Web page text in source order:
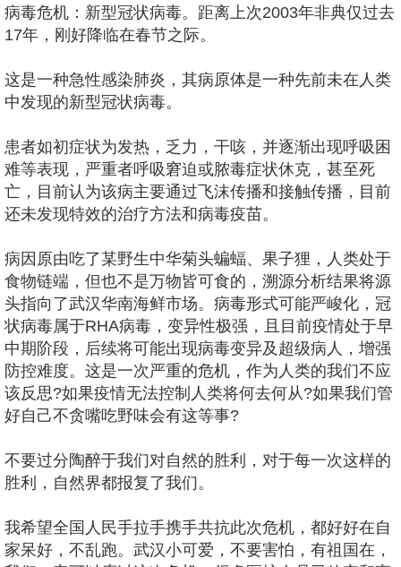
病毒危机：新型冠状病毒。距离上次2003年非典仅过去
17年，刚好降临在春节之际。
这是一种急性感染肺炎，其病原体是一种先前未在人类
中发现的新型冠状病毒。
患者如初症状为发热，乏力，干咳，并逐渐出现呼吸困
难等表现，严重者呼吸窘迫或脓毒症状休克，甚至死
亡，目前认为该病主要通过飞沫传播和接触传播，目前
还未发现特效的治疗方法和病毒疫苗。
病因原由吃了某野生中华菊头蝙蝠、果子狸，人类处于
食物链端，但也不是万物皆可食的，溯源分析结果将源
头指向了武汉华南海鲜市场。病毒形式可能严峻化，冠
状病毒属于RHA病毒，变异性极强，且目前疫情处于早
中期阶段，后续将可能出现病毒变异及超级病人，增强
防控难度。这是一次严重的危机，作为人类的我们不应
该反思?如果疫情无法控制人类将何去何从?如果我们管
好自己不贪嘴吃野味会有这等事?
不要过分陶醉于我们对自然的胜利，对于每一次这样的
胜利，自然界都报复了我们。
我希望全国人民手拉手携手共抗此次危机，都好好在自
家呆好，不乱跑。武汉小可爱，不要害怕，有祖国在，